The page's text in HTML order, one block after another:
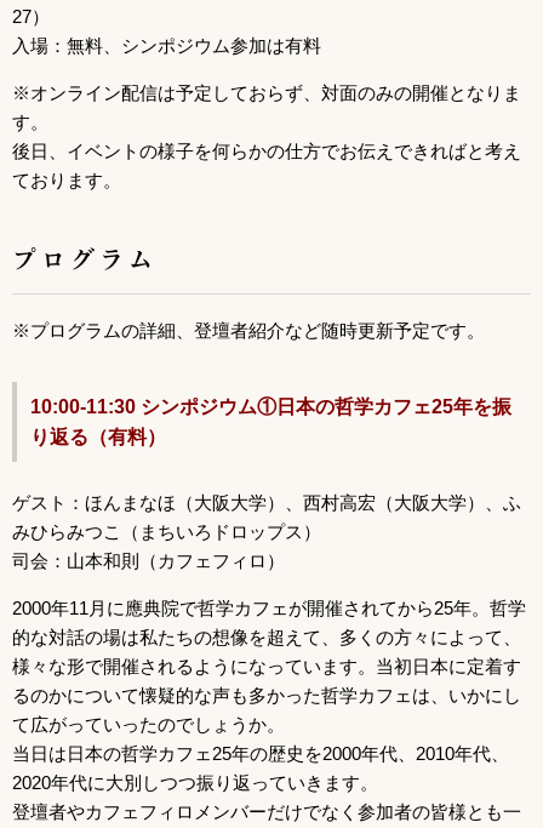
27）
入場：無料、シンポジウム参加は有料
※オンライン配信は予定しておらず、対面のみの開催となりま
す。
後日、イベントの様子を何らかの仕方でお伝えできればと考え
ております。
プログラム
※プログラムの詳細、登壇者紹介など随時更新予定です。
10:00-11:30 シンポジウム①日本の哲学カフェ25年を振
り返る（有料）
ゲスト：ほんまなほ（大阪大学）、西村高宏（大阪大学）、ふ
みひらみつこ（まちいろドロップス）
司会：山本和則（カフェフィロ）
2000年11月に應典院で哲学カフェが開催されてから25年。哲学
的な対話の場は私たちの想像を超えて、多くの方々によって、
様々な形で開催されるようになっています。当初日本に定着す
るのかについて懐疑的な声も多かった哲学カフェは、いかにし
て広がっていったのでしょうか。
当日は日本の哲学カフェ25年の歴史を2000年代、2010年代、
2020年代に大別しつつ振り返っていきます。
登壇者やカフェフィロメンバーだけでなく参加者の皆様とも一